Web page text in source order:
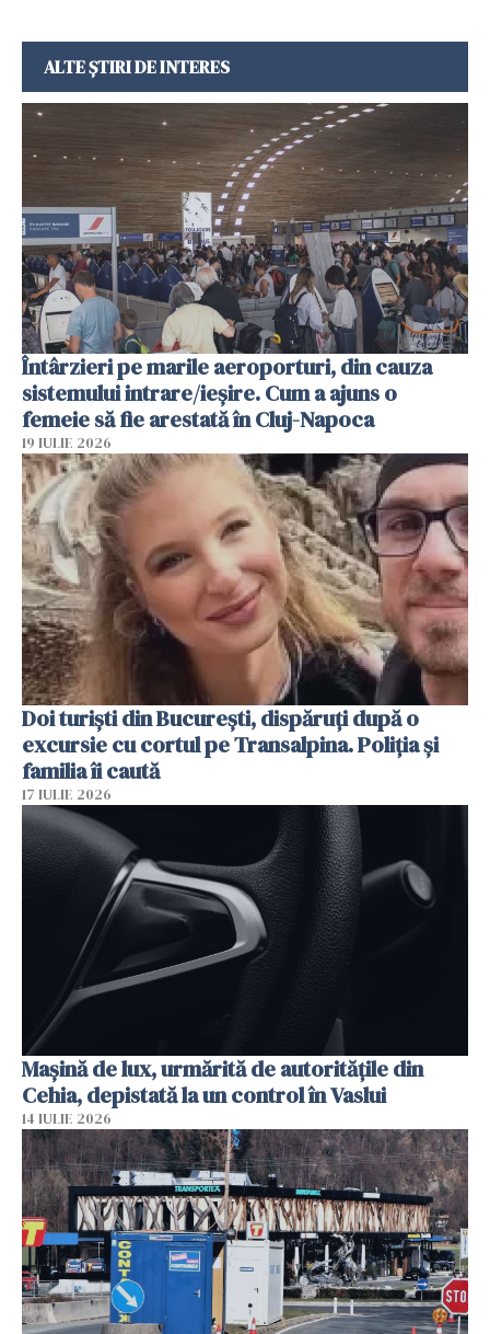
ALTE ȘTIRI DE INTERES
Întârzieri pe marile aeroporturi, din cauza
sistemului intrare/ieșire. Cum a ajuns o
femeie să fie arestată în Cluj-Napoca
19 IULIE 2026
Doi turiști din București, dispăruți după o
excursie cu cortul pe Transalpina. Poliția și
familia îi caută
17 IULIE 2026
Mașină de lux, urmărită de autoritățile din
Cehia, depistată la un control în Vaslui
14 IULIE 2026